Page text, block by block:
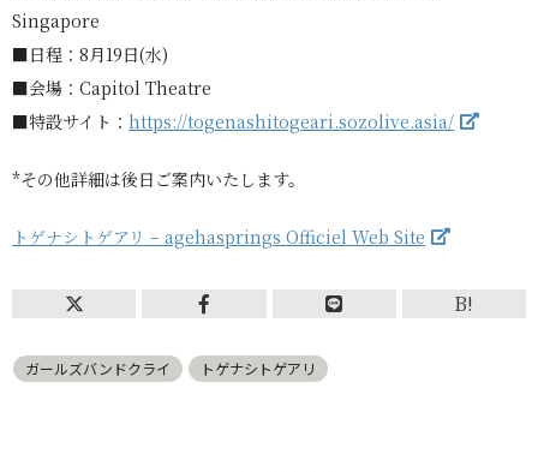
Singapore
■日程：8月19日(水)
■会場：Capitol Theatre
■特設サイト： https://togenashitogeari.sozolive.asia/
*その他詳細は後日ご案内いたします。
トゲナシトゲアリ – agehasprings Officiel Web Site
B!
ガールズバンドクライ トゲナシトゲアリ